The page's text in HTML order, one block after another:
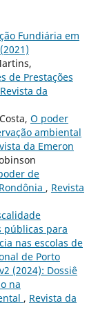
Fundiária em
de Prestações
Revista da
O poder
ambiental
da Emeron
de
, Revista
públicas para
nas escolas de
de Porto
(2024): Dossiê
na
, Revista da